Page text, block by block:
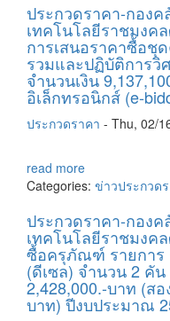
ประกวดราคา-กอง
เทคโนโลยีราชมงค
การเสนอราคาซื้อชุ
รวมและปฏิบัติการวิ
จำนวนเงิน
อิเล็กทรอนิกส์ (e-
ประกวดราคา - Thu, 02/
read more
Categories: ข่าวประกวด
ประกวดราคา-กอง
เทคโนโลยีราชมงค
ซื้อครุภัณฑ์ รายการ
(ดีเซล) จำนวน 2 คั
2,428,000.-บาท (
บาท) ปีงบประมาณ